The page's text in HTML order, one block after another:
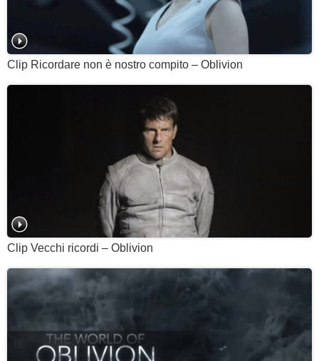
Clip Ricordare non è nostro compito – Oblivion
Clip Vecchi ricordi – Oblivion